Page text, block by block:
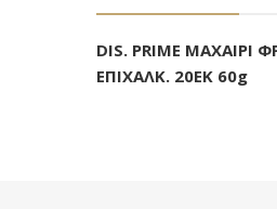
DIS. PRIME ΜΑΧΑΙΡΙ
ΕΠΙΧΑΛΚ. 20ΕΚ 60g